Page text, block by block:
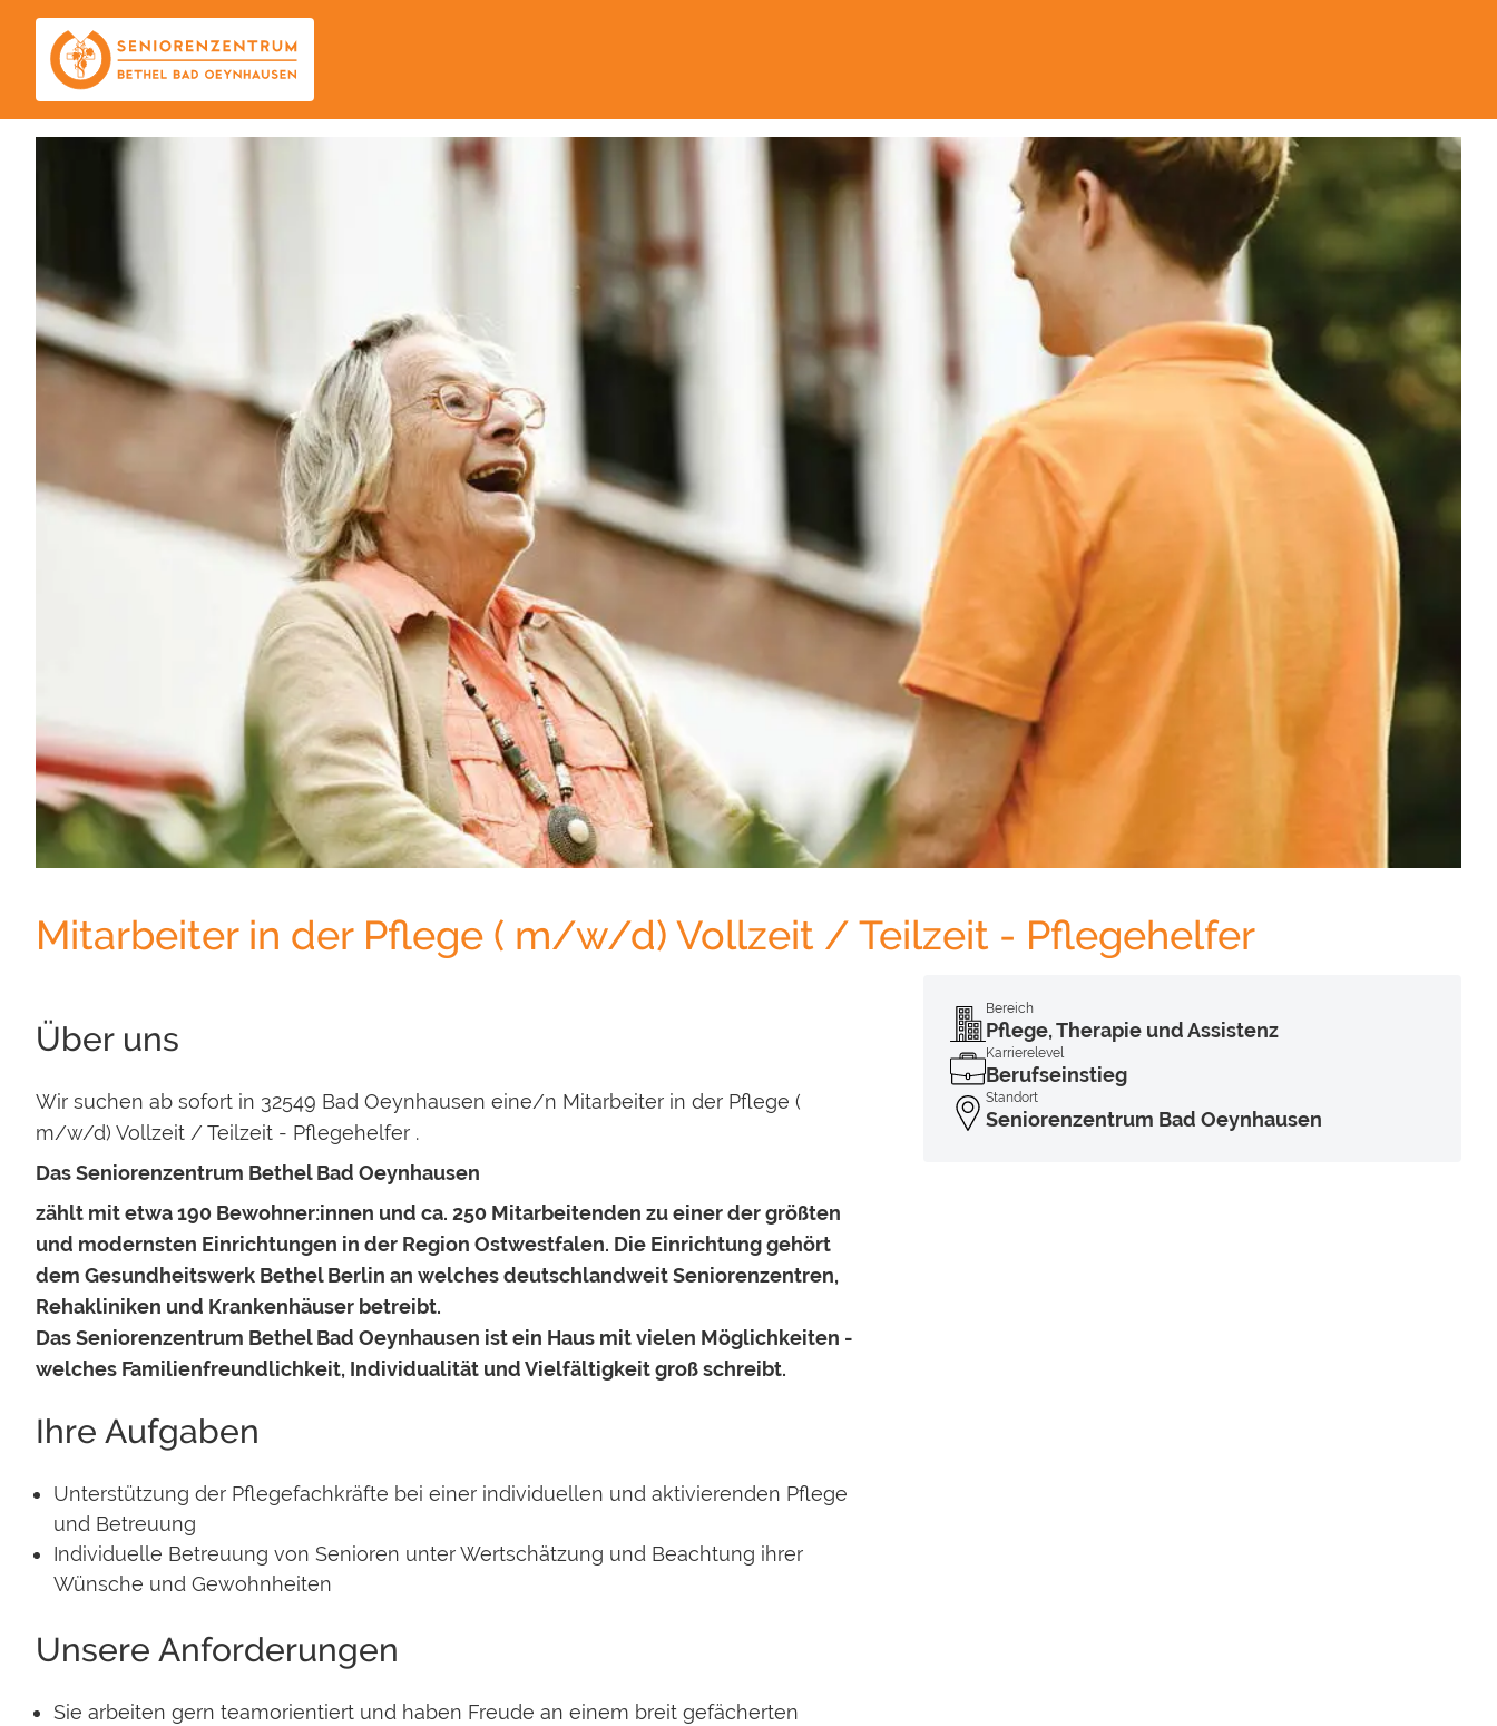
Mitarbeiter in der Pflege ( m/w/d) Vollzeit / Teilzeit - Pflegehelfer
Über uns
Wir suchen ab sofort in 32549 Bad Oeynhausen eine/n Mitarbeiter in der Pflege (
m/w/d) Vollzeit / Teilzeit - Pflegehelfer .
Das Seniorenzentrum Bethel Bad Oeynhausen
zählt mit etwa 190 Bewohner:innen und ca. 250 Mitarbeitenden zu einer der größten
und modernsten Einrichtungen in der Region Ostwestfalen. Die Einrichtung gehört
dem Gesundheitswerk Bethel Berlin an welches deutschlandweit Seniorenzentren,
Rehakliniken und Krankenhäuser betreibt.
Das Seniorenzentrum Bethel Bad Oeynhausen ist ein Haus mit vielen Möglichkeiten -
welches Familienfreundlichkeit, Individualität und Vielfältigkeit groß schreibt.
Ihre Aufgaben
Unterstützung der Pflegefachkräfte bei einer individuellen und aktivierenden Pflege
und Betreuung
Individuelle Betreuung von Senioren unter Wertschätzung und Beachtung ihrer
Wünsche und Gewohnheiten
Unsere Anforderungen
Sie arbeiten gern teamorientiert und haben Freude an einem breit gefächerten
Bereich
Pflege, Therapie und Assistenz
Karrierelevel
Berufseinstieg
Standort
Seniorenzentrum Bad Oeynhausen